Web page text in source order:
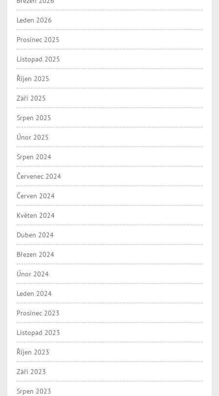
Leden 2026
Prosinec 2025
Listopad 2025
Říjen 2025
Září 2025
Srpen 2025
Únor 2025
Srpen 2024
Červenec 2024
Červen 2024
Květen 2024
Duben 2024
Březen 2024
Únor 2024
Leden 2024
Prosinec 2023
Listopad 2023
Říjen 2023
Září 2023
Srpen 2023